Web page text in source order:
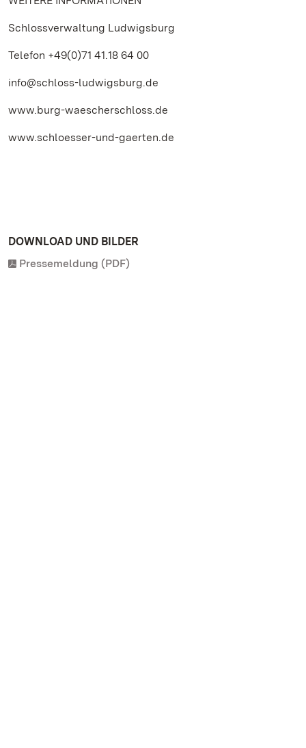
Schlossverwaltung Ludwigsburg
Telefon +49(0)71 41.18 64 00
info@schloss-ludwigsburg.de
www.burg-waescherschloss.de
www.schloesser-und-gaerten.de
DOWNLOAD UND BILDER
Pressemeldung (PDF)